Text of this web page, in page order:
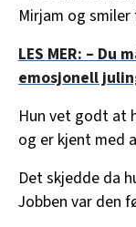
Mirjam og
LES MER: –
emosjonell
Hun vet godt at
og er kjent med
Det skjedde da
Jobben var den